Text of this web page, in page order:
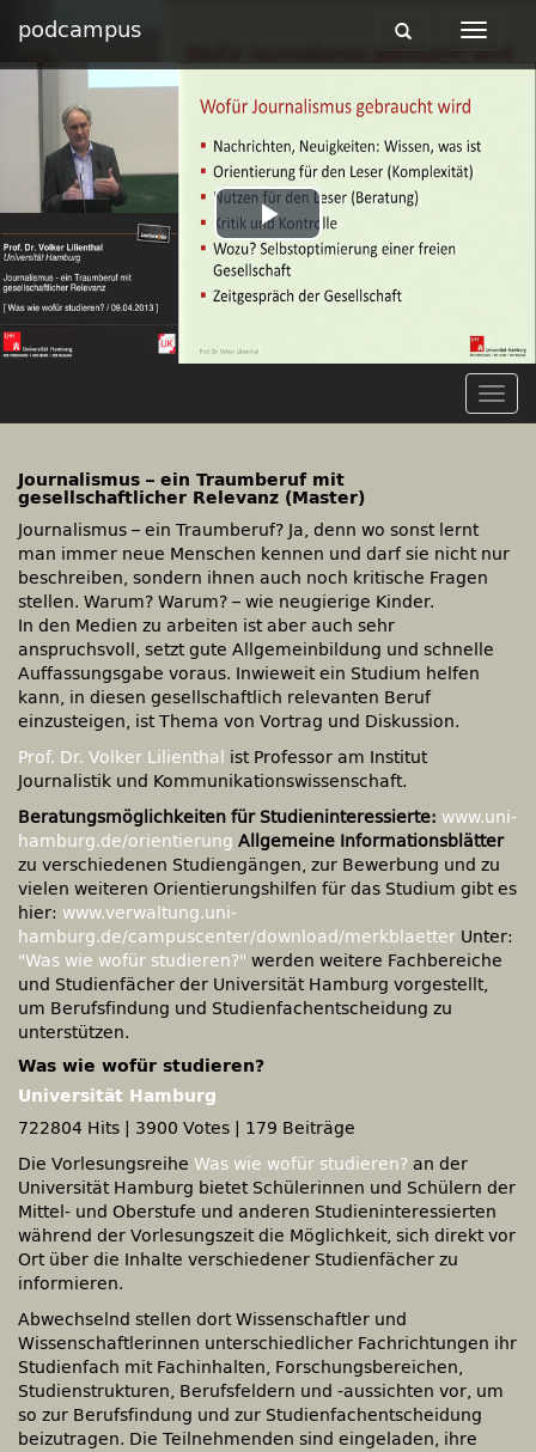
podcampus
Toggle
Toggle
Play
Video
Journalismus – ein Traumberuf mit
gesellschaftlicher Relevanz (Master)
Journalismus – ein Traumberuf? Ja, denn wo sonst lernt
man immer neue Menschen kennen und darf sie nicht nur
beschreiben, sondern ihnen auch noch kritische Fragen
stellen. Warum? Warum? – wie neugierige Kinder.
In den Medien zu arbeiten ist aber auch sehr
anspruchsvoll, setzt gute Allgemeinbildung und schnelle
Auffassungsgabe voraus. Inwieweit ein Studium helfen
kann, in diesen gesellschaftlich relevanten Beruf
einzusteigen, ist Thema von Vortrag und Diskussion.
Prof. Dr. Volker Lilienthal ist Professor am Institut
Journalistik und Kommunikationswissenschaft.
Beratungsmöglichkeiten für Studieninteressierte: www.uni-
hamburg.de/orientierung Allgemeine Informationsblätter
zu verschiedenen Studiengängen, zur Bewerbung und zu
vielen weiteren Orientierungshilfen für das Studium gibt es
hier: www.verwaltung.uni-
hamburg.de/campuscenter/download/merkblaetter Unter:
"Was wie wofür studieren?" werden weitere Fachbereiche
und Studienfächer der Universität Hamburg vorgestellt,
um Berufsfindung und Studienfachentscheidung zu
unterstützen.
Was wie wofür studieren?
Universität Hamburg
722804 Hits
3900 Votes
179 Beiträge
Die Vorlesungsreihe Was wie wofür studieren? an der
Universität Hamburg bietet Schülerinnen und Schülern der
Mittel- und Oberstufe und anderen Studieninteressierten
während der Vorlesungszeit die Möglichkeit, sich direkt vor
Ort über die Inhalte verschiedener Studienfächer zu
informieren.
Abwechselnd stellen dort Wissenschaftler und
Wissenschaftlerinnen unterschiedlicher Fachrichtungen ihr
Studienfach mit Fachinhalten, Forschungsbereichen,
Studienstrukturen, Berufsfeldern und -aussichten vor, um
so zur Berufsfindung und zur Studienfachentscheidung
beizutragen. Die Teilnehmenden sind eingeladen, ihre